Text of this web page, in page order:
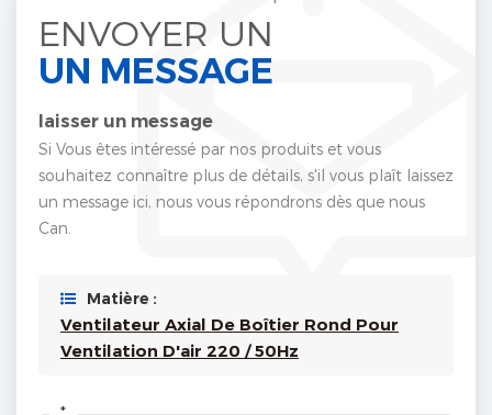
ENVOYER UN
UN MESSAGE
laisser un message
Si Vous êtes intéressé par nos produits et vous
souhaitez connaître plus de détails, s'il vous plaît laissez
un message ici, nous vous répondrons dès que nous
Can.
Matière :
Ventilateur Axial De Boîtier Rond Pour
Ventilation D'air 220 / 50Hz